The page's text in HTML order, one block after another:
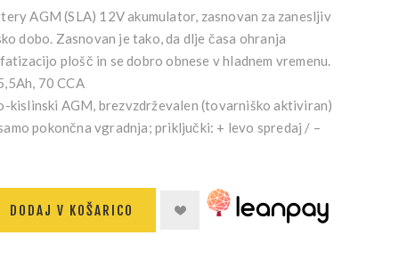
AGM (SLA) 12V akumulator, zasnovan za zanesljiv
dobo. Zasnovan je tako, da dlje časa ohranja
plošč in se dobro obnese v hladnem vremenu.
70 CCA
kislinski AGM, brezvzdrževalen (tovarniško aktiviran)
pokončna vgradnja; priključki: + levo spredaj / –
DODAJ V KOŠARICO